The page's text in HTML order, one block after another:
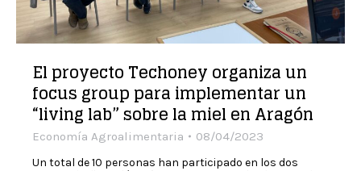
El proyecto Techoney organiza un
focus group para implementar un
“living lab” sobre la miel en Aragón
Economía Agroalimentaria 08/04/2023
Un total de 10 personas han participado en los dos